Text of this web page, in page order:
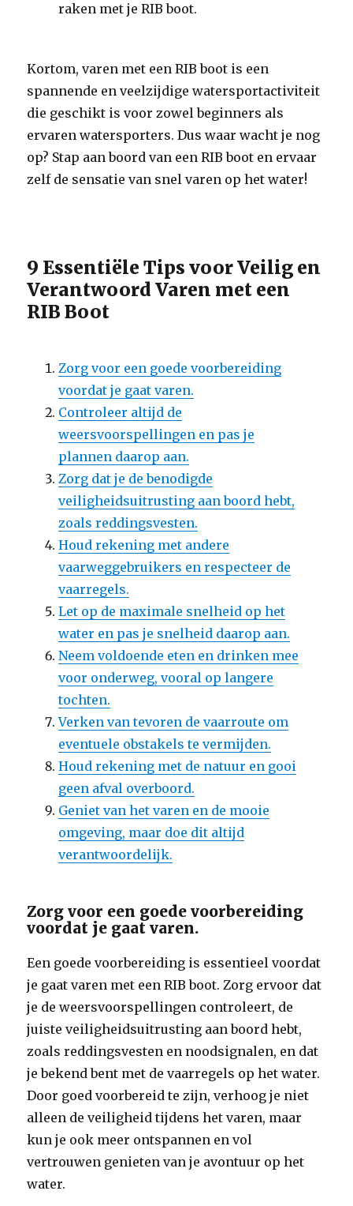
raken met je RIB boot.
Kortom, varen met een RIB boot is een
spannende en veelzijdige watersportactiviteit
die geschikt is voor zowel beginners als
ervaren watersporters. Dus waar wacht je nog
op? Stap aan boord van een RIB boot en ervaar
zelf de sensatie van snel varen op het water!
9 Essentiële Tips voor Veilig en
Verantwoord Varen met een
RIB Boot
Zorg voor een goede voorbereiding
voordat je gaat varen.
Controleer altijd de
weersvoorspellingen en pas je
plannen daarop aan.
Zorg dat je de benodigde
veiligheidsuitrusting aan boord hebt,
zoals reddingsvesten.
Houd rekening met andere
vaarweggebruikers en respecteer de
vaarregels.
Let op de maximale snelheid op het
water en pas je snelheid daarop aan.
Neem voldoende eten en drinken mee
voor onderweg, vooral op langere
tochten.
Verken van tevoren de vaarroute om
eventuele obstakels te vermijden.
Houd rekening met de natuur en gooi
geen afval overboord.
Geniet van het varen en de mooie
omgeving, maar doe dit altijd
verantwoordelijk.
Zorg voor een goede voorbereiding
voordat je gaat varen.
Een goede voorbereiding is essentieel voordat
je gaat varen met een RIB boot. Zorg ervoor dat
je de weersvoorspellingen controleert, de
juiste veiligheidsuitrusting aan boord hebt,
zoals reddingsvesten en noodsignalen, en dat
je bekend bent met de vaarregels op het water.
Door goed voorbereid te zijn, verhoog je niet
alleen de veiligheid tijdens het varen, maar
kun je ook meer ontspannen en vol
vertrouwen genieten van je avontuur op het
water.